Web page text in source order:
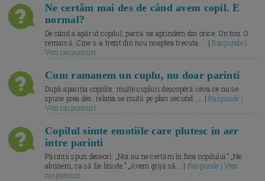
Ne certăm mai des de când avem copil. E
normal?
De când a apărut copilul, parcă ne aprindem din orice. Un ton. O
remarcă. Cine s-a trezit din nou noaptea trecuta.... |Raspunde |
Vezi raspunsuri
Cum ramanem un cuplu, nu doar parinti
După apariția copiilor, multe cupluri descoperă ceva ce nu se
spune prea des: relația se mută pe plan secund. ... |Raspunde |
Vezi raspunsuri
Copilul simte emotiile care plutesc in aer
intre parinti
Părinții spun deseori: „Noi nu ne certăm în fața copilului.” „Ne
abținem, ca să fie liniște.” „Avem grijă să... | Raspunde | Vezi
raspunsuri